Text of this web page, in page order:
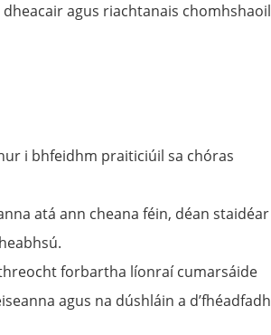
agus riachtanais chomhshaoil
i bhfeidhm praiticiúil sa chóras
atá ann cheana féin, déan staidéar
forbartha líonraí cumarsáide
agus na dúshláin a d’fhéadfadh